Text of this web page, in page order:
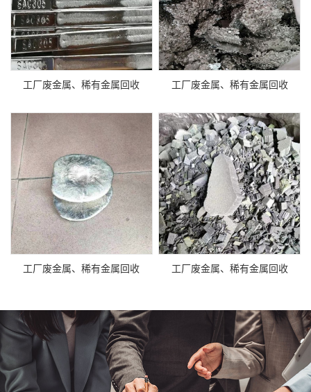
工厂废金属、稀有金属回收 工厂废金属、稀有金属回收
工厂废金属、稀有金属回收 工厂废金属、稀有金属回收